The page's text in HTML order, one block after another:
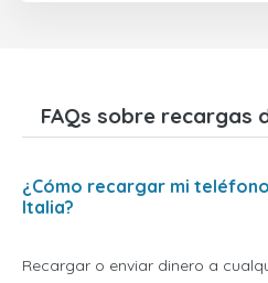
FAQs sobre recargas
¿Cómo recargar mi
Italia?
Recargar o enviar dinero a